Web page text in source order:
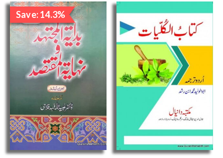
Save: 14.3%
Sale!
Original
price
was:
₹700.00.
Current
price
₹600.00.